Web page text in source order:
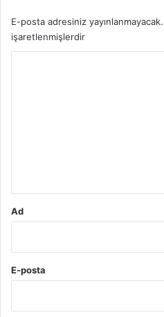
E-posta adresiniz yayınlanmayacak.
işaretlenmişlerdir
Ad
E-posta